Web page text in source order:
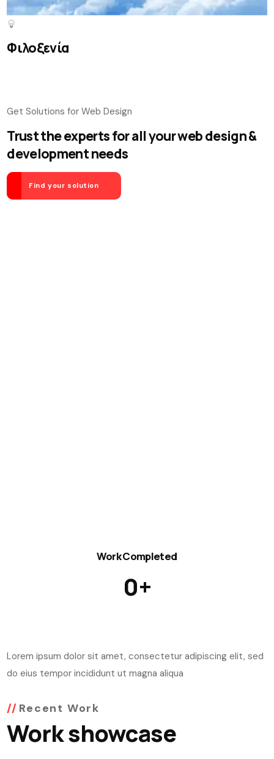
Φιλοξενία
Get Solutions for Web Design
Trust the experts for all your web design &
development needs
Find your solution
Work Completed
0+
Lorem ipsum dolor sit amet, consectetur adipiscing elit, sed
do eius tempor incididunt ut magna aliqua
Recent Work
Work showcase